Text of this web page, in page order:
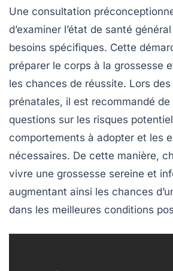
Une consultation
d’examiner l’état de santé général
besoins spécifiques. Cette
préparer le corps à la grossesse
les chances de réussite. Lors des
prénatales, il est recommandé de
questions sur les risques
comportements à adopter et les
nécessaires. De cette manière,
vivre une grossesse sereine et
augmentant ainsi les chances
dans les meilleures conditions